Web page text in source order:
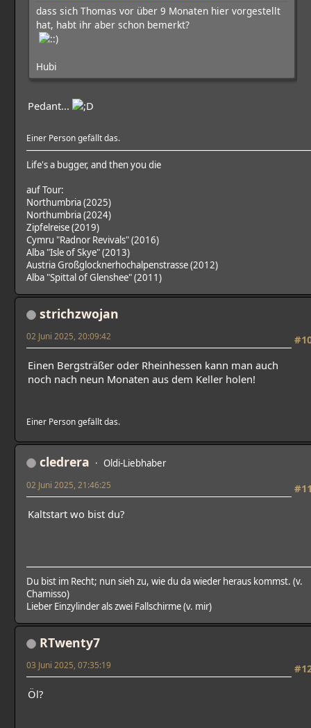
dass sich Thomas vor über 9 Monaten hier vorgestellt
hat, habt ihr aber schon bemerkt?
Hubi
Pedant...
Einer Person gefällt das.
Life's a bugger, and then you die
auf Tour:
Northumbria (2025)
Northumbria (2024)
Zipfelreise (2019)
Cymru "Radnor Revivals" (2016)
Alba "Isle of Skye" (2013)
Austria Großglocknerhochalpenstrasse (2012)
Alba "Spittal of Glenshee" (2011)
strichzwojan
02 Juni 2025, 20:09:42
Einen Bergsträßer oder Rheinhessen kann man auch
noch nach neun Monaten aus dem Keller holen!
Einer Person gefällt das.
cledrera Oldi-Liebhaber
02 Juni 2025, 21:46:25
Kaltstart wo bist du?
Du bist im Recht; nun sieh zu, wie du da wieder heraus kommst. (v.
Chamisso)
Lieber Einzylinder als zwei Fallschirme (v. mir)
RTwenty7
03 Juni 2025, 07:35:19
Öl?